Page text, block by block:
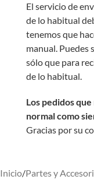
El servicio de
de lo habitual
tenemos que
manual. Puedes
sólo que para
de lo habitual.
Los pedidos
normal como
Gracias por su
Inicio/Partes y